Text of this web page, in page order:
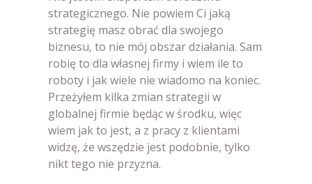
strategicznego. Nie powiem Ci jaką
strategię masz obrać dla swojego
biznesu, to nie mój obszar działania. Sam
robię to dla własnej firmy i wiem ile to
roboty i jak wiele nie wiadomo na koniec.
Przeżyłem kilka zmian strategii w
globalnej firmie będąc w środku, więc
wiem jak to jest, a z pracy z klientami
widzę, że wszędzie jest podobnie, tylko
nikt tego nie przyzna.